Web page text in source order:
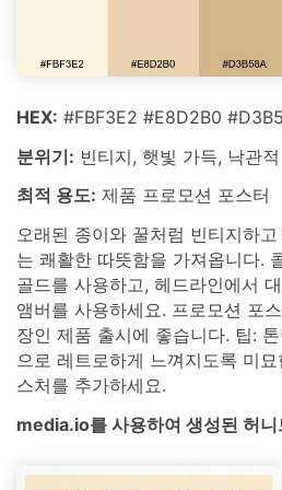
HEX: #FBF3E2 #E8D2B0
분위기: 빈티지, 햇빛 가득, 낙관적
최적 용도: 제품 프로모션 포스터
오래된 종이와 꿀처럼 빈티지하
는 쾌활한 따뜻함을 가져옵니다.
골드를 사용하고, 헤드라인에서
앰버를 사용하세요. 프로모션 포
장인 제품 출시에 좋습니다. 팁:
으로 레트로하게 느껴지도록 미
스처를 추가하세요.
media.io를 사용하여 생성된 허니